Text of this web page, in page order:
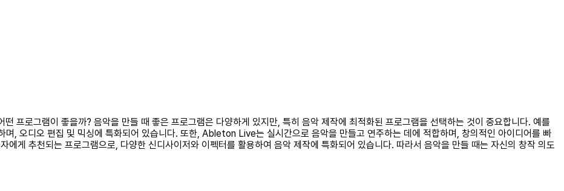
프로그램이 좋을까? 음악을 만들 때 좋은 프로그램은 다양하게 있지만, 특히 음악 제작에 최적화된 프로그램을 선택하는 것이 중요합니다. 예를
며, 오디오 편집 및 믹싱에 특화되어 있습니다. 또한, Ableton Live는 실시간으로 음악을 만들고 연주하는 데에 적합하며, 창의적인 아이디어를 빠
게 추천되는 프로그램으로, 다양한 신디사이저와 이펙터를 활용하여 음악 제작에 특화되어 있습니다. 따라서 음악을 만들 때는 자신의 창작 의도